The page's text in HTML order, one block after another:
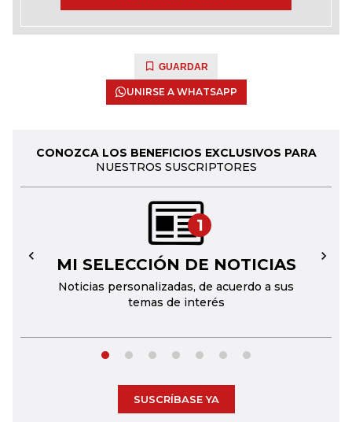
GUARDAR
UNIRSE A WHATSAPP
CONOZCA LOS BENEFICIOS EXCLUSIVOS PARA
NUESTROS SUSCRIPTORES
1
MI SELECCIÓN DE NOTICIAS
Noticias personalizadas, de acuerdo a sus
temas de interés
← →
SUSCRÍBASE YA